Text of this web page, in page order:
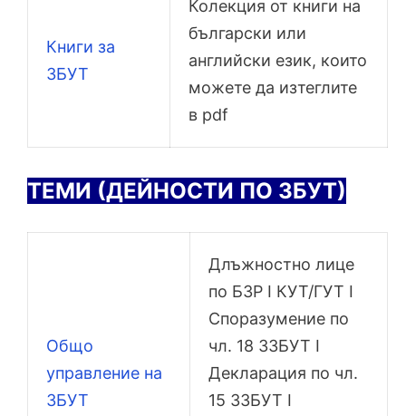
Книги за
ЗБУТ
Колекция от книги на
български или
английски език, които
можете да изтеглите
в pdf
ТЕМИ (ДЕЙНОСТИ ПО ЗБУТ)
Общо
управление на
ЗБУТ
Длъжностно лице
по БЗР I КУТ/ГУТ I
Споразумение по
чл. 18 ЗЗБУТ I
Декларация по чл.
15 ЗЗБУТ I